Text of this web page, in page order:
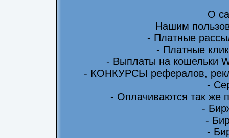
О
Нашим
- Платные
- Платные
- Выплаты на кошельки
- КОНКУРСЫ рефералов,
-
- Оплачиваются так же
-
-
-